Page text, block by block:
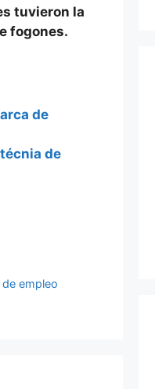
tuvieron la
fogones.
de
de
empleo